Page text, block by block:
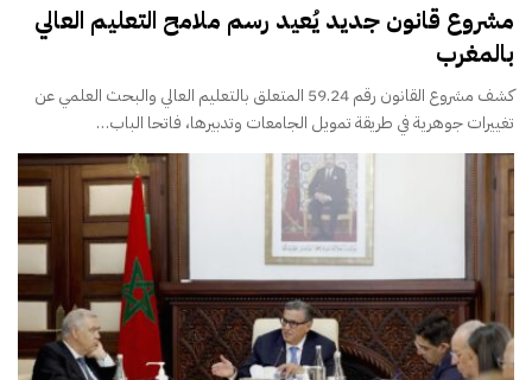
مشروع قانون جديد يُعيد رسم ملامح التعليم العالي
بالمغرب
كشف مشروع القانون رقم 59.24 المتعلق بالتعليم العالي والبحث العلمي عن
تغييرات جوهرية في طريقة تمويل الجامعات وتدبيرها، فاتحا الباب…